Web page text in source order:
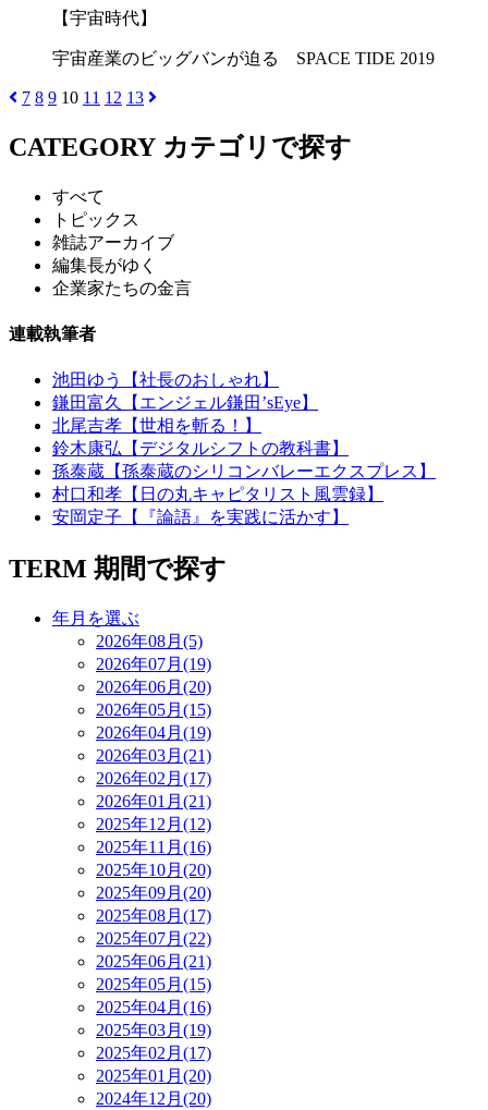
【宇宙時代】
宇宙産業のビッグバンが迫る SPACE TIDE 2019
7 8 9 10 11 12 13
CATEGORY カテゴリで探す
すべて
トピックス
雑誌アーカイブ
編集長がゆく
企業家たちの金言
連載執筆者
池田ゆう【社長のおしゃれ】
鎌田富久【エンジェル鎌田’sEye】
北尾吉孝【世相を斬る！】
鈴木康弘【デジタルシフトの教科書】
孫泰蔵【孫泰蔵のシリコンバレーエクスプレス】
村口和孝【日の丸キャピタリスト風雲録】
安岡定子【『論語』を実践に活かす】
TERM 期間で探す
年月を選ぶ
2026年08月(5)
2026年07月(19)
2026年06月(20)
2026年05月(15)
2026年04月(19)
2026年03月(21)
2026年02月(17)
2026年01月(21)
2025年12月(12)
2025年11月(16)
2025年10月(20)
2025年09月(20)
2025年08月(17)
2025年07月(22)
2025年06月(21)
2025年05月(15)
2025年04月(16)
2025年03月(19)
2025年02月(17)
2025年01月(20)
2024年12月(20)